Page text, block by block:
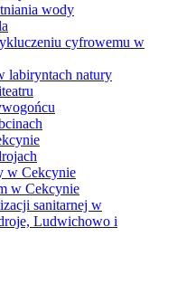
wody
cyfrowemu w
labiryntach natury
w Cekcynie
w Cekcynie
sanitarnej w
Ludwichowo i